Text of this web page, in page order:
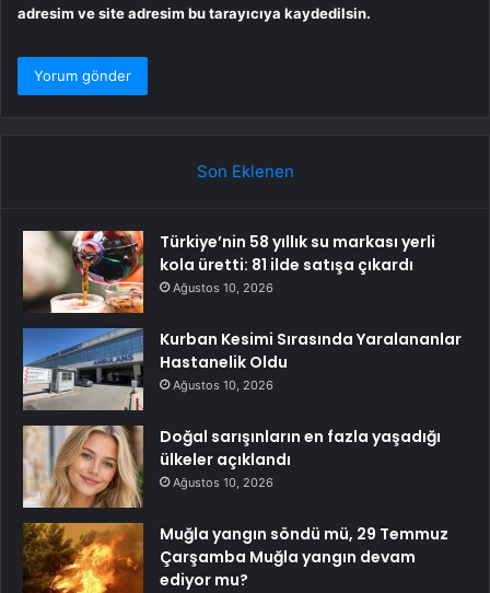
adresim ve site adresim bu tarayıcıya kaydedilsin.
Son Eklenen
Türkiye’nin 58 yıllık su markası yerli
kola üretti: 81 ilde satışa çıkardı
Ağustos 10, 2026
Kurban Kesimi Sırasında Yaralananlar
Hastanelik Oldu
Ağustos 10, 2026
Doğal sarışınların en fazla yaşadığı
ülkeler açıklandı
Ağustos 10, 2026
Muğla yangın söndü mü, 29 Temmuz
Çarşamba Muğla yangın devam
ediyor mu?